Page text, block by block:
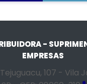
-
EMPRESAS
107 - Vila